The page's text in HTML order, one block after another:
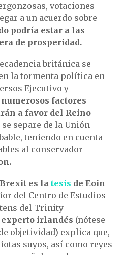
votaciones
a un acuerdo sobre
podría estar a las
de prosperidad.
británica se
la tormenta política en
Ejecutivo y
factores
a favor del Reino
se separe de la Unión
teniendo en cuenta
al conservador
es la tesis de Eoin
del Centro de Estudios
del Trinity
experto irlandés (nótese
objetividad) explica que,
suyos, así como reyes